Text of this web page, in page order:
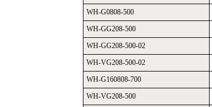
WH-G0808-500
WH-GG208-500
WH-GG208-500-02
WH-VG208-500-02
WH-G160808-700
WH-VG208-500